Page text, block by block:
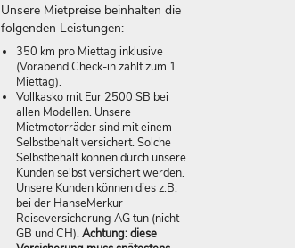
Unsere Mietpreise beinhalten die
folgenden Leistungen:
350 km pro Miettag inklusive
(Vorabend Check-in zählt zum 1.
Miettag).
Vollkasko mit Eur 2500 SB bei
allen Modellen. Unsere
Mietmotorräder sind mit einem
Selbstbehalt versichert. Solche
Selbstbehalt können durch unsere
Kunden selbst versichert werden.
Unsere Kunden können dies z.B.
bei der HanseMerkur
Reiseversicherung AG tun (nicht
GB und CH).Achtung: diese